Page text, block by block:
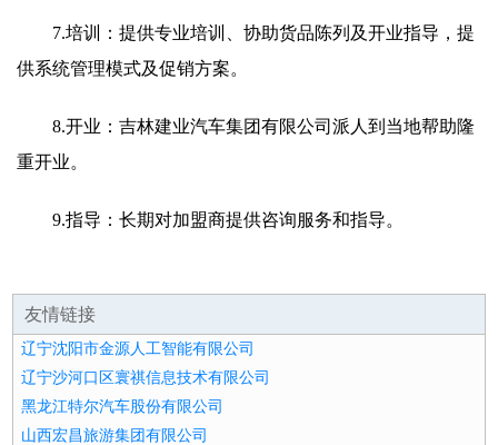
7.培训：提供专业培训、协助货品陈列及开业指导，提
供系统管理模式及促销方案。
8.开业：吉林建业汽车集团有限公司派人到当地帮助隆
重开业。
9.指导：长期对加盟商提供咨询服务和指导。
友情链接
辽宁沈阳市金源人工智能有限公司
辽宁沙河口区寰祺信息技术有限公司
黑龙江特尔汽车股份有限公司
山西宏昌旅游集团有限公司